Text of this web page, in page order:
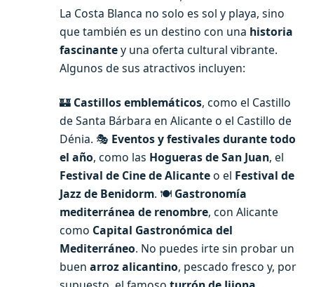
La Costa Blanca no solo es sol y playa, sino
que también es un destino con una historia
fascinantey una oferta cultural vibrante.
Algunos de sus atractivos incluyen:
🏰 Castillos emblemáticos, como el Castillo
de Santa Bárbara en Alicante o el Castillo de
Dénia. 🎭 Eventos y festivales durante todo
el año, como las Hogueras de San Juan, el
Festival de Cine de Alicanteo el Festival de
Jazz de Benidorm. 🍽️ Gastronomía
mediterránea de renombre, con Alicante
como Capital Gastronómica del
Mediterráneo. No puedes irte sin probar un
buen arroz alicantino, pescado fresco y, por